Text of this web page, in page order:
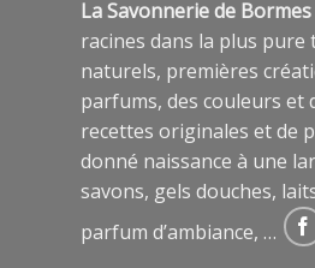
La Savonnerie de
racines dans la plus
naturels, premières
parfums, des couleurs et
recettes originales et de
donné naissance à une
savons, gels douches,
parfum d’ambiance, …